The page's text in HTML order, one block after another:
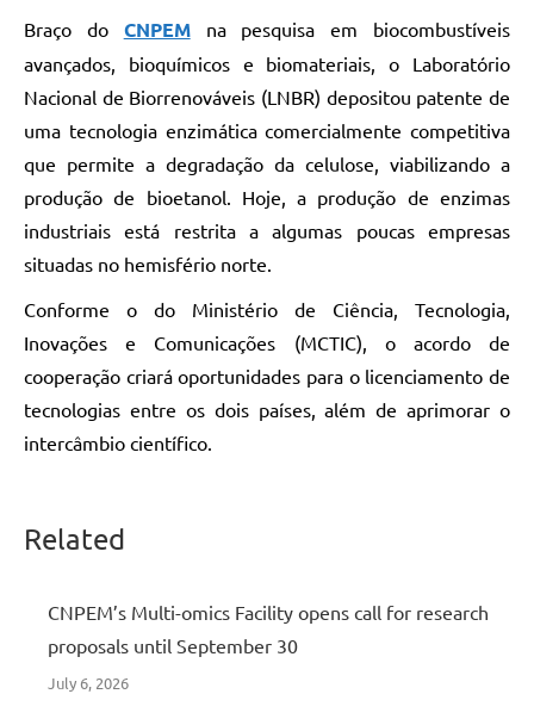
Braço do CNPEM
na pesquisa em biocombustíveis
avançados, bioquímicos e biomateriais, o Laboratório
Nacional de Biorrenováveis (LNBR) depositou patente de
uma tecnologia enzimática comercialmente competitiva
que permite a degradação da celulose, viabilizando a
produção de bioetanol. Hoje, a produção de enzimas
industriais está restrita a algumas poucas empresas
situadas no hemisfério norte.
Conforme o do Ministério de Ciência, Tecnologia,
Inovações e Comunicações (MCTIC), o acordo de
cooperação criará oportunidades para o licenciamento de
tecnologias entre os dois países, além de aprimorar o
intercâmbio científico.
Related
CNPEM’s Multi-omics Facility opens call for research
proposals until September 30
July 6, 2026